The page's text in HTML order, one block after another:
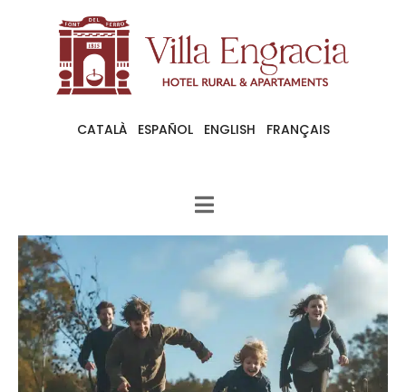
CATALÀ ESPAÑOL ENGLISH FRANÇAIS